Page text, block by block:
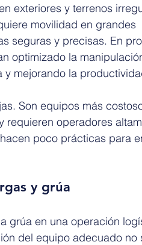
exteriores y terrenos
movilidad en grandes
seguras y precisas. En
optimizado la
y mejorando la
Son equipos más
requieren operadores
poco prácticas para
y grúa
grúa en una operación
del equipo adecuado no